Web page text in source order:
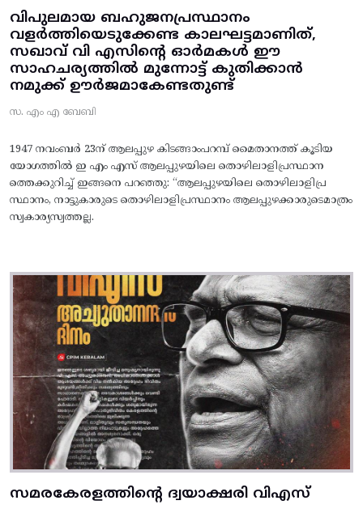
വിപുലമായ ബഹുജനപ്രസ്ഥാനം
വളർത്തിയെടുക്കേണ്ട കാലഘട്ടമാണിത്,
സഖാവ് വി എസിന്റെ ഓർമകൾ ഈ
സാഹചര്യത്തിൽ മുന്നോട്ട്‌ കുതിക്കാൻ
നമുക്ക് ഊർജമാകേണ്ടതുണ്ട്
സ. എം എ ബേബി
1947 നവംബർ 23ന് ആലപ്പുഴ കിടങ്ങാംപറമ്പ്‌ മൈതാനത്ത്‌ കൂടിയ
യോഗത്തിൽ ഇ എം എസ് ആലപ്പുഴയിലെ തൊഴിലാളിപ്രസ്ഥാന
ത്തെക്കുറിച്ച് ഇങ്ങനെ പറഞ്ഞു: “ആലപ്പുഴയിലെ തൊഴിലാളിപ്ര
സ്ഥാനം, നാട്ടുകാരുടെ തൊഴിലാളിപ്രസ്ഥാനം ആലപ്പുഴക്കാരുടെമാത്രം
സ്വകാര്യസ്വത്തല്ല.
സമരകേരളത്തിൻ്റെ ദ്വയാക്ഷരി വിഎസ്